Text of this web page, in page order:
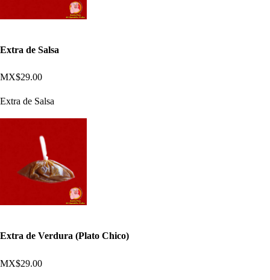
Extra de Salsa
MX$29.00
Extra de Salsa
Extra de Verdura (Plato Chico)
MX$29.00